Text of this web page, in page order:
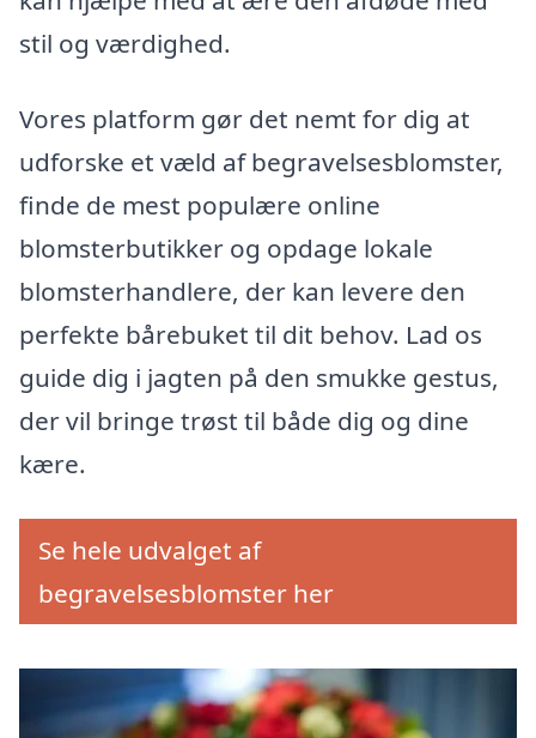
stil og værdighed.
Vores platform gør det nemt for dig at
udforske et væld af begravelsesblomster,
finde de mest populære online
blomsterbutikker og opdage lokale
blomsterhandlere, der kan levere den
perfekte bårebuket til dit behov. Lad os
guide dig i jagten på den smukke gestus,
der vil bringe trøst til både dig og dine
kære.
Se hele udvalget af
begravelsesblomster her